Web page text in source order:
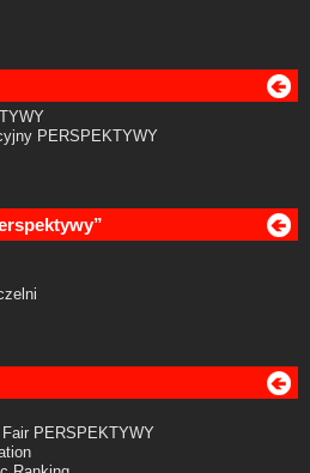
PERSPEKTYWY
PERSPEKTYWY